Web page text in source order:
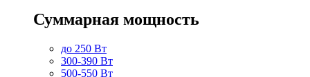
Суммарная мощность
до 250 Вт
300-390 Вт
500-550 Вт